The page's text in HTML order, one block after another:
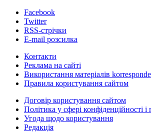
Facebook
Twitter
RSS-стрічки
E-mail розсилка
Контакти
Реклама на сайті
Використання матеріалів
Правила користування сайтом
Договір користування сайтом
Політика у сфері конфіденційності
Угода щодо користування
Редакція